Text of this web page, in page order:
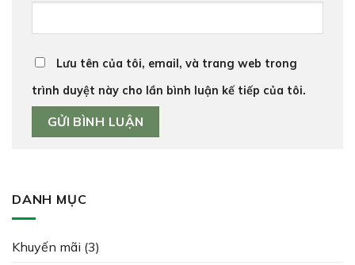
Lưu tên của tôi, email, và trang web trong
trình duyệt này cho lần bình luận kế tiếp của tôi.
DANH MỤC
Khuyến mãi (3)